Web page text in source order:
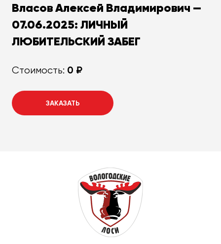
Власов Алексей Владимирович —
07.06.2025: ЛИЧНЫЙ
ЛЮБИТЕЛЬСКИЙ ЗАБЕГ
Стоимость: 0 ₽
ЗАКАЗАТЬ